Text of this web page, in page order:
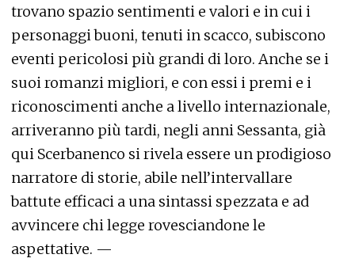
trovano spazio sentimenti e valori e in cui i
personaggi buoni, tenuti in scacco, subiscono
eventi pericolosi più grandi di loro. Anche se i
suoi romanzi migliori, e con essi i premi e i
riconoscimenti anche a livello internazionale,
arriveranno più tardi, negli anni Sessanta, già
qui Scerbanenco si rivela essere un prodigioso
narratore di storie, abile nell’intervallare
battute efficaci a una sintassi spezzata e ad
avvincere chi legge rovesciandone le
aspettative. —